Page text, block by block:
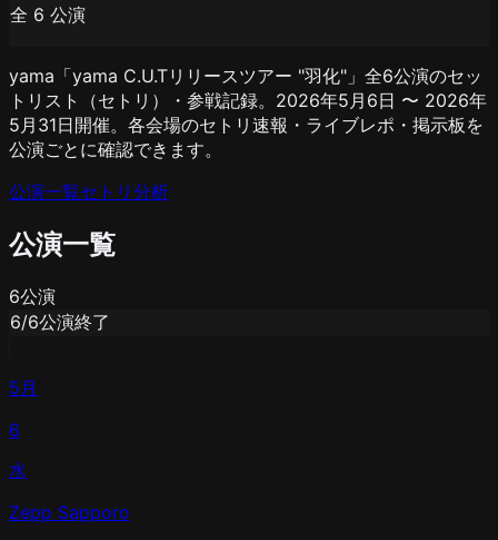
全 6 公演
yama「yama C.U.Tリリースツアー "羽化"」全6公演のセッ
トリスト（セトリ）・参戦記録。2026年5月6日 〜 2026年
5月31日開催。各会場のセトリ速報・ライブレポ・掲示板を
公演ごとに確認できます。
公演一覧セトリ分析
公演一覧
6公演
6/6公演終了
5月
6
水
Zepp Sapporo